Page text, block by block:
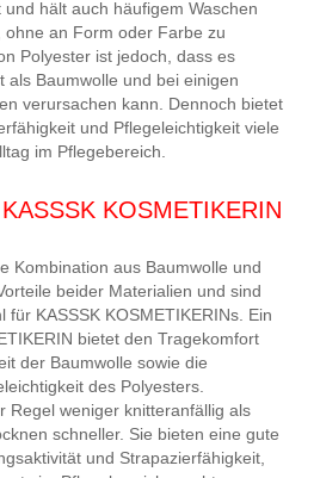
hält auch häufigem Waschen
ohne an Form oder Farbe zu
Polyester ist jedoch, dass es
als Baumwolle und bei einigen
verursachen kann. Dennoch bietet
und Pflegeleichtigkeit viele
im Pflegebereich.
KOSMETIKERIN
Kombination aus Baumwolle und
beider Materialien und sind
für KASSSK KOSMETIKERINs. Ein
bietet den Tragekomfort
der Baumwolle sowie die
des Polyesters.
Regel weniger knitteranfällig als
schneller. Sie bieten eine gute
und Strapazierfähigkeit,